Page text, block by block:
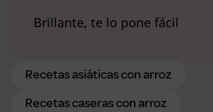
Brillante, te lo pone fácil
Recetas asiáticas con arroz
Recetas caseras con arroz